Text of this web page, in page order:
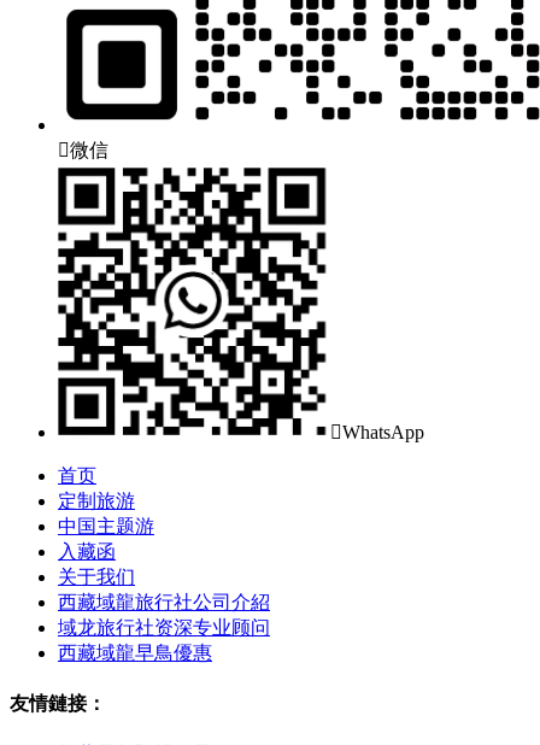
微信
WhatsApp
首页
定制旅游
中国主题游
入藏函
关于我们
西藏域龍旅行社公司介紹
域龙旅行社资深专业顾问
西藏域龍早鳥優惠
友情鏈接：